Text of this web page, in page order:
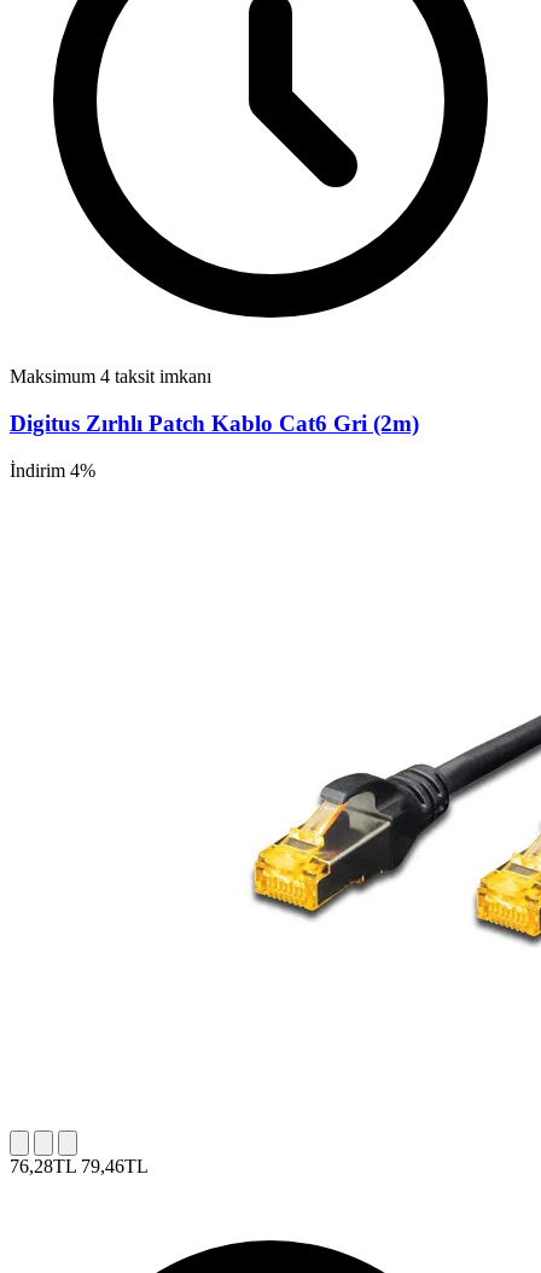
Maksimum 4 taksit imkanı
Digitus Zırhlı Patch Kablo Cat6 Gri (2m)
İndirim 4%
76,28TL 79,46TL